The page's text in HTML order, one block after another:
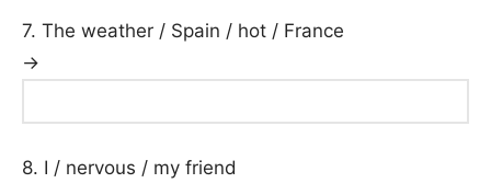
7. The weather / Spain / hot / France
→
8. I / nervous / my friend